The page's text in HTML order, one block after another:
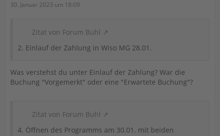
30. Januar 2023 um 18:09
Zitat von Forum Buhl
2. Einlauf der Zahlung in Wiso MG 28.01.
Was verstehst du unter Einlauf der Zahlung? War die
Buchung "Vorgemerkt" oder eine "Erwartete Buchung"?
Zitat von Forum Buhl
4. Öffnen des Programms am 30.01. mit beiden